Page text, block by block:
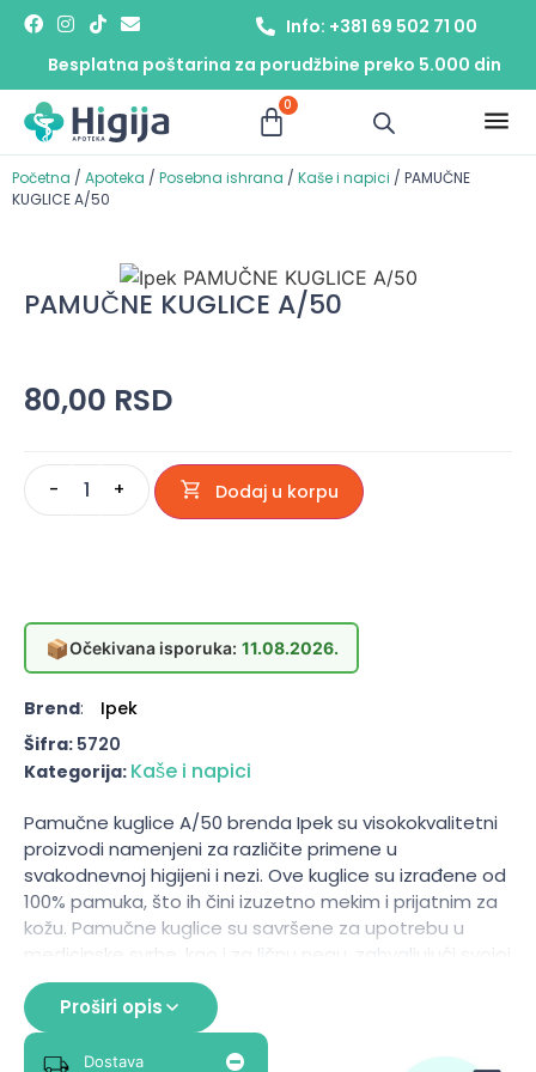
Besplatna poštarina za porudžbine preko 5.000 din
Info: +381 69 502 71 00
0
Početna / Apoteka / Posebna ishrana / Kaše i napici / PAMUČNE
KUGLICE A/50
PAMUČNE KUGLICE A/50
80,00 RSD
- + Dodaj u korpu
📦Očekivana isporuka: 11.08.2026.
Brend:
Ipek
Šifra: 5720
Kategorija: Kaše i napici
Pamučne kuglice A/50 brenda Ipek su visokokvalitetni
proizvodi namenjeni za različite primene u
svakodnevnoj higijeni i nezi. Ove kuglice su izrađene od
100% pamuka, što ih čini izuzetno mekim i prijatnim za
kožu. Pamučne kuglice su savršene za upotrebu u
medicinske svrhe, kao i za ličnu negu, zahvaljujući svojoj
sposobnosti da upijaju tečnosti i pružaju nežnu, ali
efikasnu pomoć prilikom čišćenja ili primene različitih
preparata. Pakovanje sadrži 50 kuglica, što ih čini
praktičnim i ekonomičnim izborom za svakodnevnu
Proširi opis
Dostava